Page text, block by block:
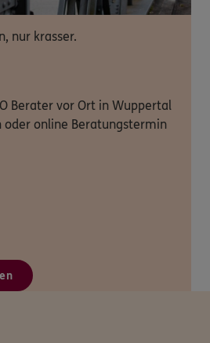
nur krasser.
Berater vor Ort in Wuppertal
oder online Beratungstermin